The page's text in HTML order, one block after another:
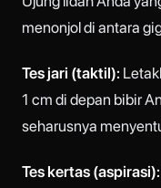
menonjol di antara
Tes jari (taktil):
1 cm di depan bibir
seharusnya
Tes kertas (aspirasi):